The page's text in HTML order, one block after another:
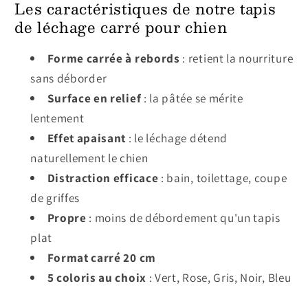
Les caractéristiques de notre tapis
de léchage carré pour chien
Forme carrée à rebords : retient la nourriture
sans déborder
Surface en relief: la pâtée se mérite
lentement
Effet apaisant : le léchage détend
naturellement le chien
Distraction efficace : bain, toilettage, coupe
de griffes
Propre : moins de débordement qu'un tapis
plat
Format carré 20 cm
5 coloris au choix : Vert, Rose, Gris, Noir, Bleu